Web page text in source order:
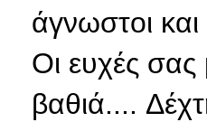
άγνωστοι
Οι ευχές σας
βαθιά....